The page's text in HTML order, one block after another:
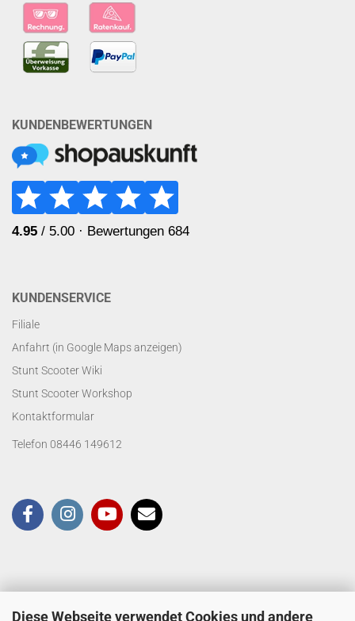
Diese Webseite verwendet Cookies und andere
KUNDENBEWERTUNGEN
KUNDENSERVICE
Filiale
Anfahrt (in Google Maps anzeigen)
Stunt Scooter Wiki
Stunt Scooter Workshop
Kontaktformular
Telefon 08446 149612